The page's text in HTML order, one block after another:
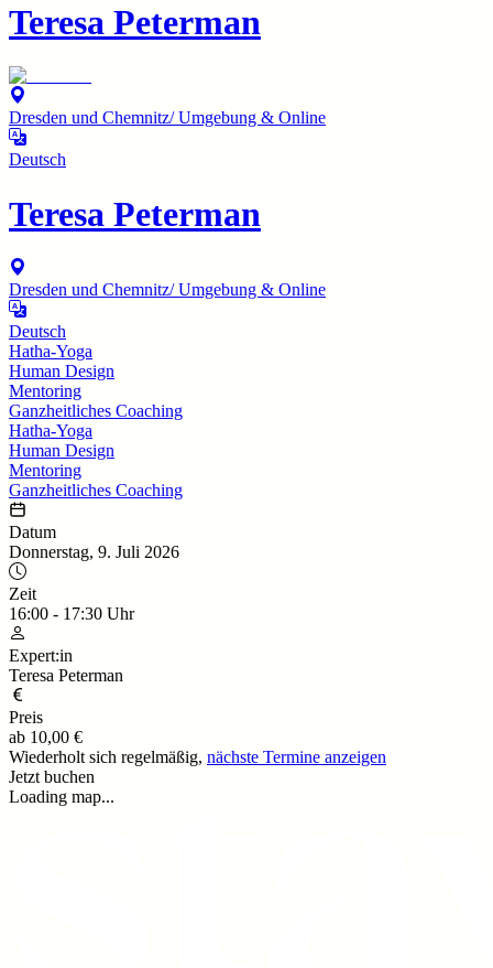
Teresa Peterman
Dresden und Chemnitz/ Umgebung & Online
Deutsch
Teresa Peterman
Dresden und Chemnitz/ Umgebung & Online
Deutsch
Hatha-Yoga
Human Design
Mentoring
Ganzheitliches Coaching
Hatha-Yoga
Human Design
Mentoring
Ganzheitliches Coaching
Datum
Donnerstag, 9. Juli 2026
Zeit
16:00 - 17:30 Uhr
Expert:in
Teresa Peterman
Preis
ab 10,00 €
Wiederholt sich regelmäßig, nächste Termine anzeigen
Jetzt buchen
Loading map...